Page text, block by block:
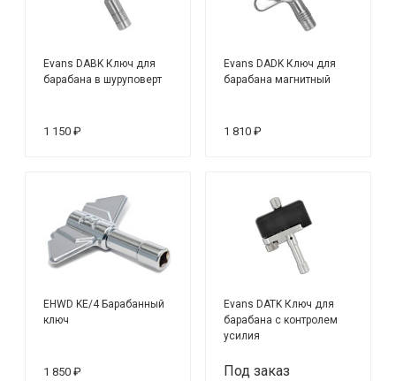
Evans DABK Ключ для
барабана в шуруповерт
1 150 ₽
Evans DADK Ключ для
барабана магнитный
1 810 ₽
EHWD KE/4 Барабанный
ключ
1 850 ₽
Evans DATK Ключ для
барабана с контролем
усилия
Под заказ